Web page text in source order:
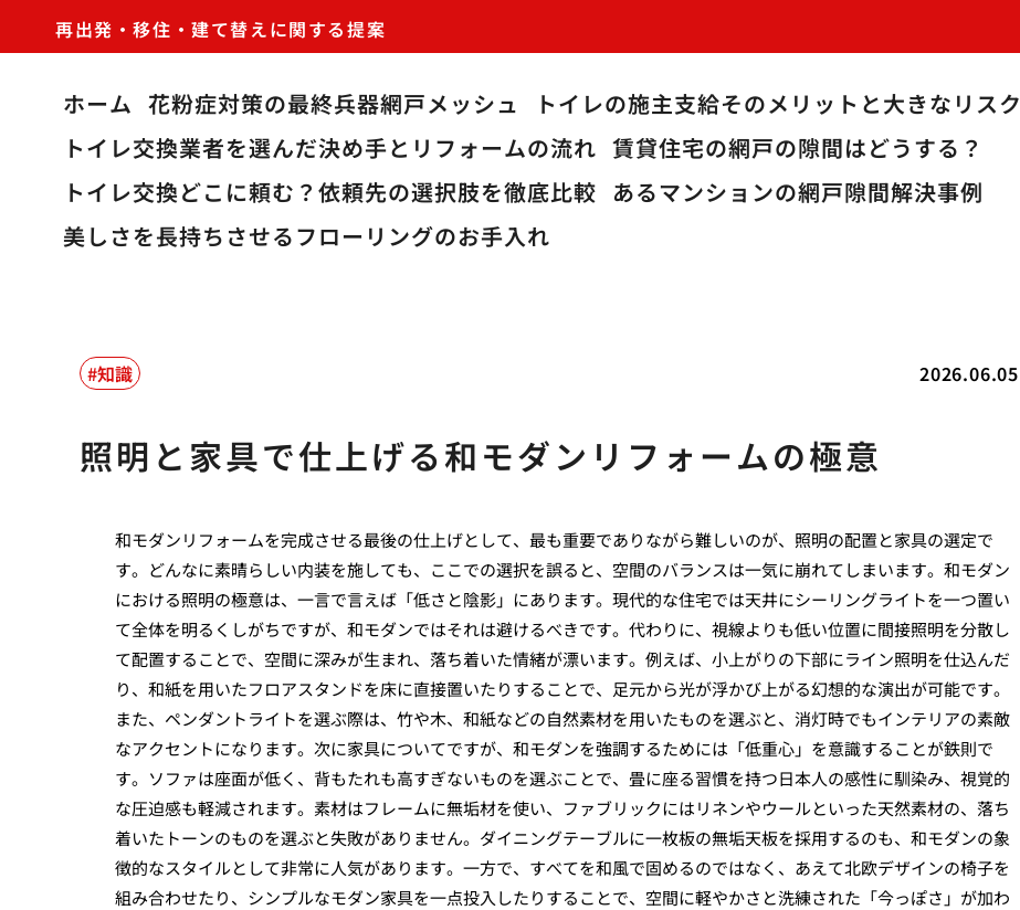
再出発・移住・建て替えに関する提案
ホーム 花粉症対策の最終兵器網戸メッシュ
トイレの施主支給そのメリットと大きなリスク
トイレ交換業者を選んだ決め手とリフォームの流れ 賃貸住宅の網戸の隙間はどうする？
トイレ交換どこに頼む？依頼先の選択肢を徹底比較 あるマンションの網戸隙間解決事例
美しさを長持ちさせるフローリングのお手入れ
2026.06.05
知識
照明と家具で仕上げる和モダンリフォームの極意
和モダンリフォームを完成させる最後の仕上げとして、最も重要でありながら難しいのが、照明の配置と家具の選定で
す。どんなに素晴らしい内装を施しても、ここでの選択を誤ると、空間のバランスは一気に崩れてしまいます。和モダン
における照明の極意は、一言で言えば「低さと陰影」にあります。現代的な住宅では天井にシーリングライトを一つ置い
て全体を明るくしがちですが、和モダンではそれは避けるべきです。代わりに、視線よりも低い位置に間接照明を分散し
て配置することで、空間に深みが生まれ、落ち着いた情緒が漂います。例えば、小上がりの下部にライン照明を仕込んだ
り、和紙を用いたフロアスタンドを床に直接置いたりすることで、足元から光が浮かび上がる幻想的な演出が可能です。
また、ペンダントライトを選ぶ際は、竹や木、和紙などの自然素材を用いたものを選ぶと、消灯時でもインテリアの素敵
なアクセントになります。次に家具についてですが、和モダンを強調するためには「低重心」を意識することが鉄則で
す。ソファは座面が低く、背もたれも高すぎないものを選ぶことで、畳に座る習慣を持つ日本人の感性に馴染み、視覚的
な圧迫感も軽減されます。素材はフレームに無垢材を使い、ファブリックにはリネンやウールといった天然素材の、落ち
着いたトーンのものを選ぶと失敗がありません。ダイニングテーブルに一枚板の無垢天板を採用するのも、和モダンの象
徴的なスタイルとして非常に人気があります。一方で、すべてを和風で固めるのではなく、あえて北欧デザインの椅子を
組み合わせたり、シンプルなモダン家具を一点投入したりすることで、空間に軽やかさと洗練された「今っぽさ」が加わ